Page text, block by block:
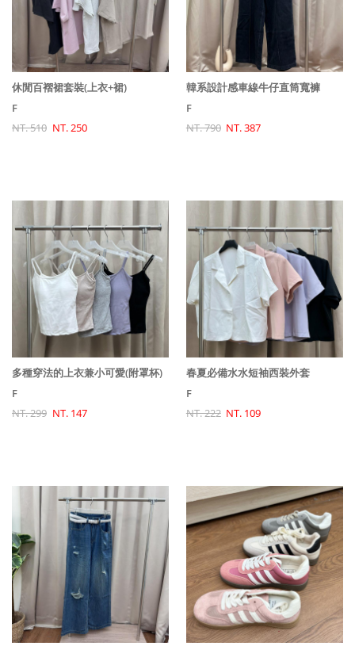
休閒百褶裙套裝(上衣+裙)
F
NT. 510 NT. 250
韓系設計感車線牛仔直筒寬褲
F
NT. 790 NT. 387
多種穿法的上衣兼小可愛(附罩杯)
F
NT. 299 NT. 147
春夏必備水水短袖西裝外套
F
NT. 222 NT. 109